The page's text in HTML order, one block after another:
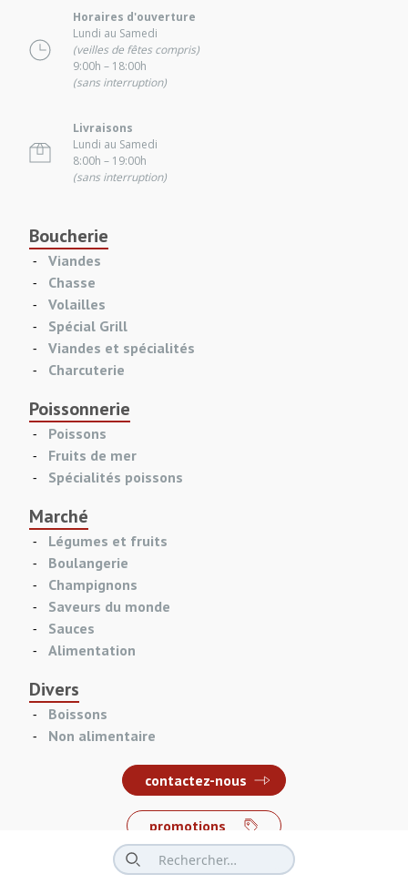
Horaires d'ouverture
Lundi au Samedi
(veilles de fêtes compris)
9:00h – 18:00h
(sans interruption)
Livraisons
Lundi au Samedi
8:00h – 19:00h
(sans interruption)
Boucherie
Viandes
Chasse
Volailles
Spécial Grill
Viandes et spécialités
Charcuterie
Poissonnerie
Poissons
Fruits de mer
Spécialités poissons
Marché
Légumes et fruits
Boulangerie
Champignons
Saveurs du monde
Sauces
Alimentation
Divers
Boissons
Non alimentaire
contactez-nous
promotions